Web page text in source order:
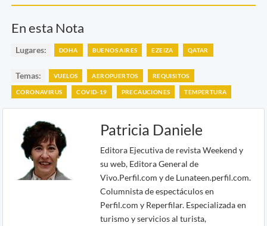
En esta Nota
Lugares: DOHA BUENOS AIRES EZEIZA QATAR
Temas: VUELOS AEROPUERTOS REQUISITOS
CORONAVIRUS COVID-19 PRECAUCIONES TEMPERTURA
Patricia Daniele
Editora Ejecutiva de revista Weekend y
su web, Editora General de
Vivo.Perfil.com y de Lunateen.perfil.com.
Columnista de espectáculos en
Perfil.com y Reperfilar. Especializada en
turismo y servicios al turista,